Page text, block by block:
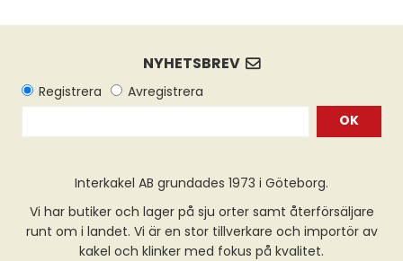
OK
Interkakel AB grundades 1973 i Göteborg.
Vi har butiker och lager på sju orter samt återförsäljare
runt om i landet. Vi är en stor tillverkare och importör av
kakel och klinker med fokus på kvalitet.